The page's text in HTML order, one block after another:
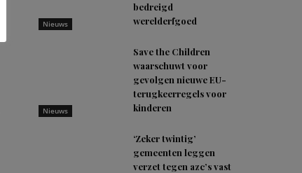
Nieuws
bedreigd
werelderfgoed
Nieuws
Save the Children
waarschuwt voor
gevolgen nieuwe EU-
terugkeerregels voor
kinderen
‘Zeker twintig’
gemeenten leggen
verzet tegen azc’s vast